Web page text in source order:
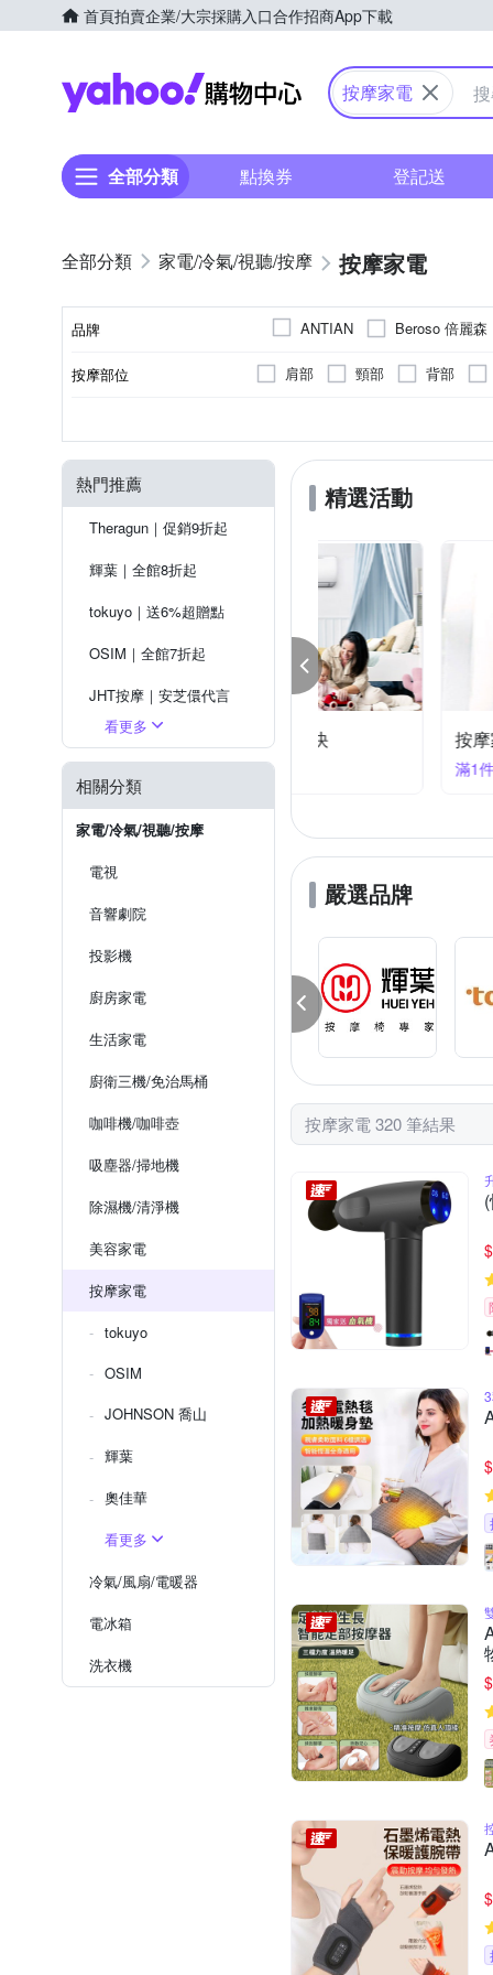
首頁拍賣企業/大宗採購入口合作招商App下載
Yahoo購物中心
按摩家電
全部分類 點換券 登記送
家電/冷氣/視聽/按摩 按摩家電
品牌 ANTIAN
Beroso 倍麗森
HEALTHPIT 日式舒適生活
SIMPLITE 簡輕家居
按摩部位 肩部 頸部 背部
熱門推薦
Theragun｜促銷9折起
輝葉｜全館8折起
tokuyo｜送6%超贈點
OSIM｜全館7折起
JHT按摩｜安芝儇代言
喬山｜超值優惠
健身大師｜下殺8折起
飛利浦｜送5%超贈點
看更多
相關分類
家電/冷氣/視聽/按摩
電視
音響劇院
投影機
廚房家電
生活家電
廚衛三機/免治馬桶
咖啡機/咖啡壺
吸塵器/掃地機
除濕機/清淨機
美容家電
按摩家電
tokuyo
OSIM
JOHNSON 喬山
輝葉
奧佳華
看更多
冷氣/風扇/電暖器
電冰箱
洗衣機
精選活動
電｜指定品結帳9折-快
嚴選品牌
按摩家電 320 筆結果
$
$
$
$